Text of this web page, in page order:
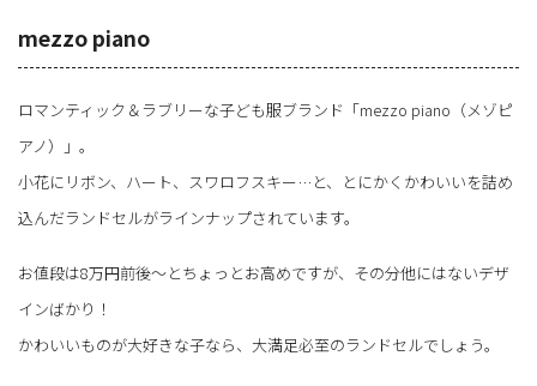
mezzo piano
ロマンティック＆ラブリーな子ども服ブランド「mezzo piano（メゾピ
アノ）」。
小花にリボン、ハート、スワロフスキー…と、とにかくかわいいを詰め
込んだランドセルがラインナップされています。
お値段は8万円前後～とちょっとお高めですが、その分他にはないデザ
インばかり！
かわいいものが大好きな子なら、大満足必至のランドセルでしょう。